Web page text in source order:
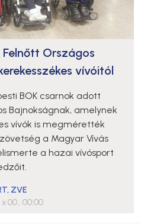
Országos
vívóitól
BOK csarnok adott
Bajnokságnak, amelynek
vívók is megmérették
a Magyar Vívás
a hazai vívósport
, ZVE
x 00., 00:00